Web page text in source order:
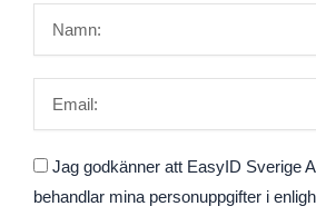
Godkännande
Jag godkänner att EasyID Sverige
behandlar mina personuppgifter i